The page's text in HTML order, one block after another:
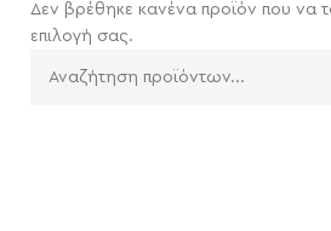
Δεν βρέθηκε κανένα προϊόν που να
επιλογή σας.